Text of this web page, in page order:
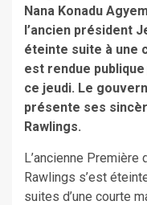
Nana Konadu
l’ancien président
éteinte suite à une
est rendue
ce jeudi. Le
présente ses
Rawlings.
L’ancienne Première
Rawlings s’est
suites d’une courte